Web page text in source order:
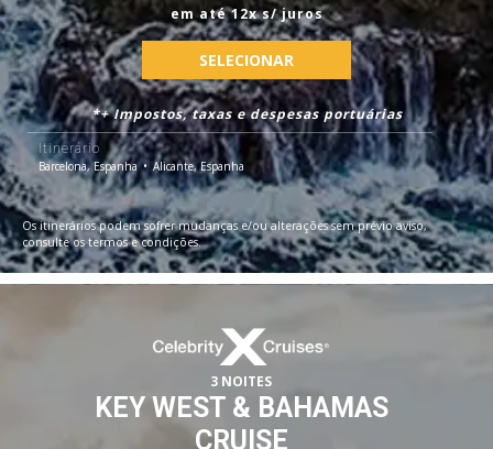
em até 12x s/ juros
SELECIONAR
*+ Impostos, taxas e despesas portuárias
Itinerário
Barcelona, Espanha
Alicante, Espanha
Os itinerários podem sofrer mudanças e/ou alterações sem prévio aviso,
consulte os termos e condições.
3 NOITES
KEY WEST & BAHAMAS
CRUISE